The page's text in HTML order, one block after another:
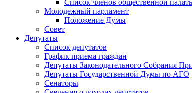
Список членов общественной
Молодежный парламент
Положение Думы
Совет
Депутаты
Список депутатов
График приема граждан
Депутаты Законодательного Собрания
Депутаты Государственной Думы по АГО
Сенаторы